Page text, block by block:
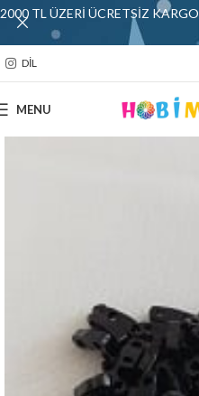
DIL
MENU
2000 TL ÜZERİ ÜCRETSİZ KARGO